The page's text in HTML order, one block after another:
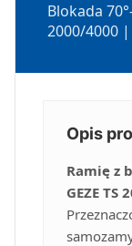
Blokada
2000/4000
Opis
Ramię z
GEZE TS